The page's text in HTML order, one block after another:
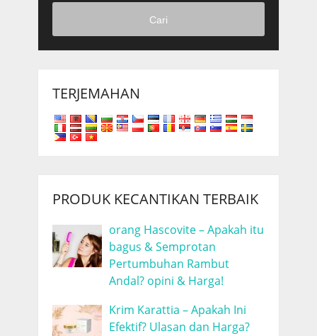
Cari
TERJEMAHAN
PRODUK KECANTIKAN TERBAIK
orang Hascovite – Apakah itu
bagus & Semprotan
Pertumbuhan Rambut
Andal? opini & Harga!
Krim Karattia – Apakah Ini
Efektif? Ulasan dan Harga?